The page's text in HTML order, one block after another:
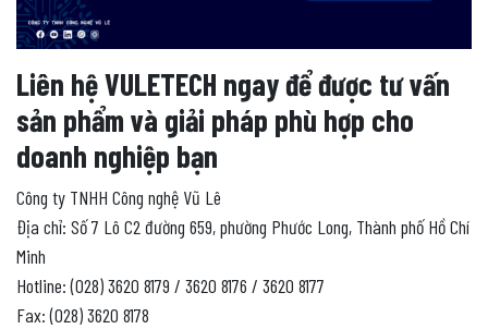
Liên hệ VULETECH ngay để được tư vấn
sản phẩm và giải pháp phù hợp cho
doanh nghiệp bạn
Công ty TNHH Công nghệ Vũ Lê
Địa chỉ: Số 7 Lô C2 đường 659, phường Phước Long, Thành phố Hồ Chí
Minh
Hotline: (028) 3620 8179 / 3620 8176 / 3620 8177
Fax: (028) 3620 8178